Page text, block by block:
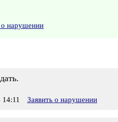
о нарушении
Заявить о нарушении